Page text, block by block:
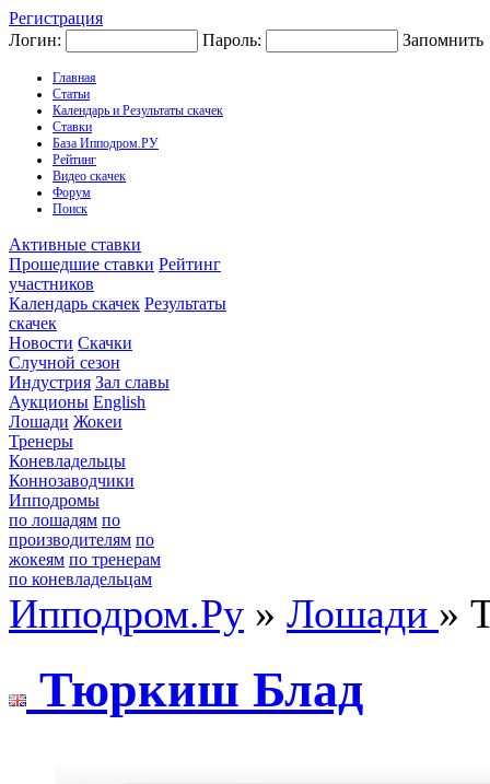
Регистрация
Логин:
Пароль: Запомнить
Главная
Статьи
Календарь и Результаты скачек
Ставки
База Ипподром.РУ
Рейтинг
Видео скачек
Форум
Поиск
Активные ставки
Прошедшие ставки Рейтинг
участников
Календарь скачек Результаты
скачек
Новости Скачки
Случной сезон
Индустрия Зал славы
Аукционы English
Лошади Жокеи
Тренеры
Коневладельцы
Коннозаводчики
Ипподромы
по лошадям по
производителям по
жокеям по тренерам
по коневладельцам
Ипподром.Ру » Лошади »
Тюpкиш Блaд